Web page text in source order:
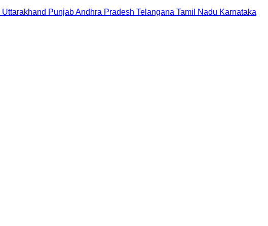
Uttarakhand PunjabAndhra Pradesh Telangana Tamil Nadu Karnataka